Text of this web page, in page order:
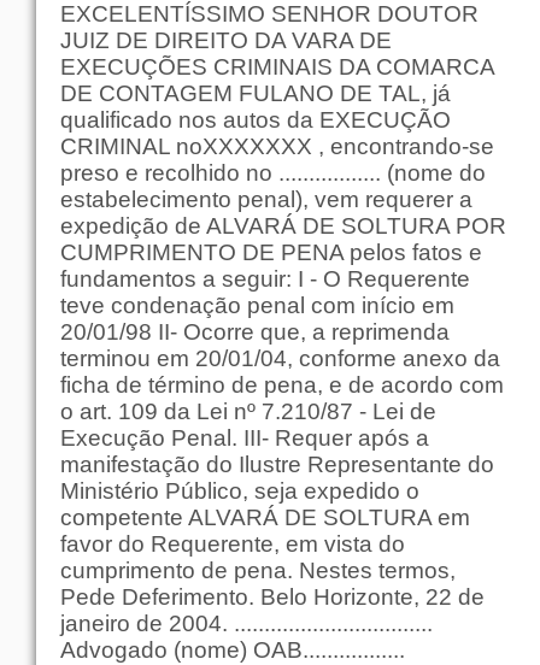
EXCELENTÍSSIMO SENHOR DOUTOR
JUIZ DE DIREITO DA VARA DE
EXECUÇÕES CRIMINAIS DA COMARCA
DE CONTAGEM FULANO DE TAL, já
qualificado nos autos da EXECUÇÃO
CRIMINAL noXXXXXXX , encontrando-se
preso e recolhido no ................. (nome do
estabelecimento penal), vem requerer a
expedição de ALVARÁ DE SOLTURA POR
CUMPRIMENTO DE PENA pelos fatos e
fundamentos a seguir: I - O Requerente
teve condenação penal com início em
20/01/98 II- Ocorre que, a reprimenda
terminou em 20/01/04, conforme anexo da
ficha de término de pena, e de acordo com
o art. 109 da Lei nº 7.210/87 - Lei de
Execução Penal. III- Requer após a
manifestação do Ilustre Representante do
Ministério Público, seja expedido o
competente ALVARÁ DE SOLTURA em
favor do Requerente, em vista do
cumprimento de pena. Nestes termos,
Pede Deferimento. Belo Horizonte, 22 de
janeiro de 2004. .................................
Advogado (nome) OAB.................